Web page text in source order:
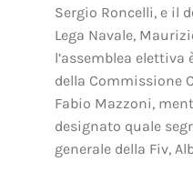
Sergio Roncelli, e il
Lega Navale,
l’assemblea
della Commissione
Fabio Mazzoni,
designato quale
generale della Fiv,